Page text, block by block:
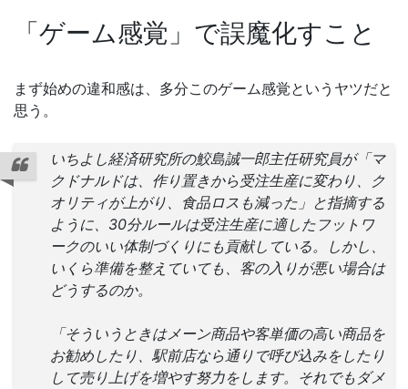
「ゲーム感覚」で誤魔化すこと
まず始めの違和感は、多分このゲーム感覚というヤツだと
思う。
いちよし経済研究所の鮫島誠一郎主任研究員が「マ
クドナルドは、作り置きから受注生産に変わり、ク
オリティが上がり、食品ロスも減った」と指摘する
ように、30分ルールは受注生産に適したフットワ
ークのいい体制づくりにも貢献している。しかし、
いくら準備を整えていても、客の入りが悪い場合は
どうするのか。
「そういうときはメーン商品や客単価の高い商品を
お勧めしたり、駅前店なら通りで呼び込みをしたり
して売り上げを増やす努力をします。それでもダメ